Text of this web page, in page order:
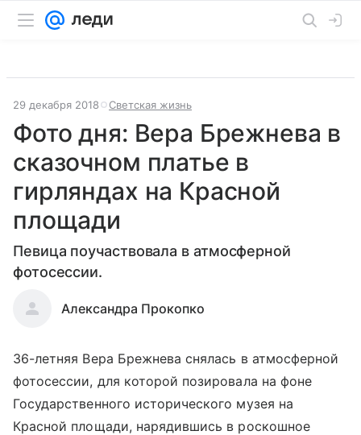
29 декабря 2018 Светская жизнь
Фото дня: Вера Брежнева в
сказочном платье в
гирляндах на Красной
площади
Певица поучаствовала в атмосферной
фотосессии.
Александра Прокопко
36-летняя Вера Брежнева снялась в атмосферной
фотосессии, для которой позировала на фоне
Государственного исторического музея на
Красной площади, нарядившись в роскошное